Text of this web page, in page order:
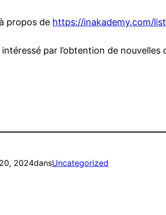
propos de https://inakademy.com/
intéressé par l’obtention de
2024dansUncategorized